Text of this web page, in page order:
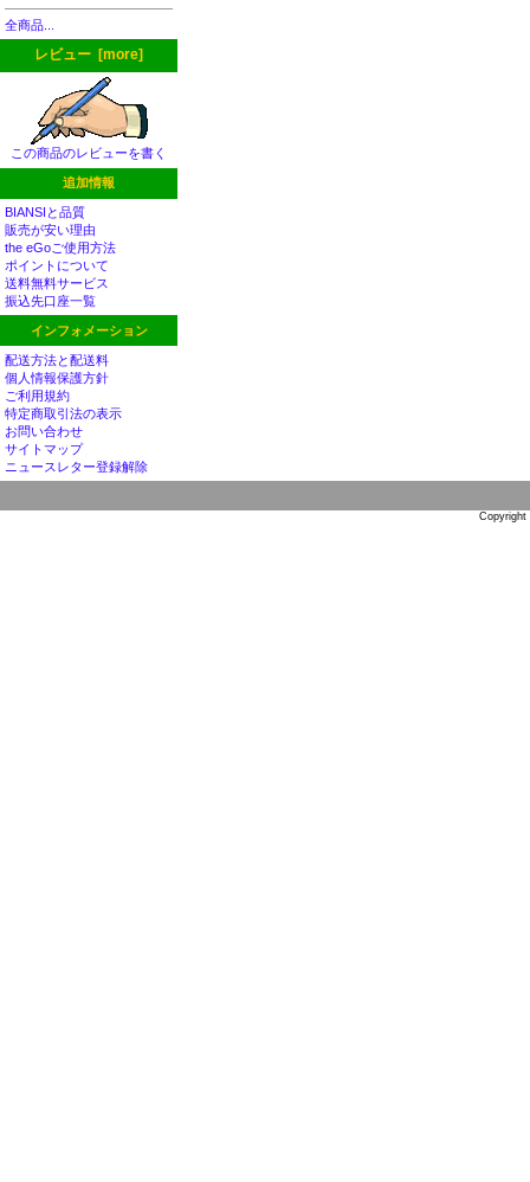
全商品...
レビュー [more]
この商品のレビューを書く
追加情報
BIANSIと品質
販売が安い理由
the eGoご使用方法
ポイントについて
送料無料サービス
振込先口座一覧
インフォメーション
配送方法と配送料
個人情報保護方針
ご利用規約
特定商取引法の表示
お問い合わせ
サイトマップ
ニュースレター登録解除